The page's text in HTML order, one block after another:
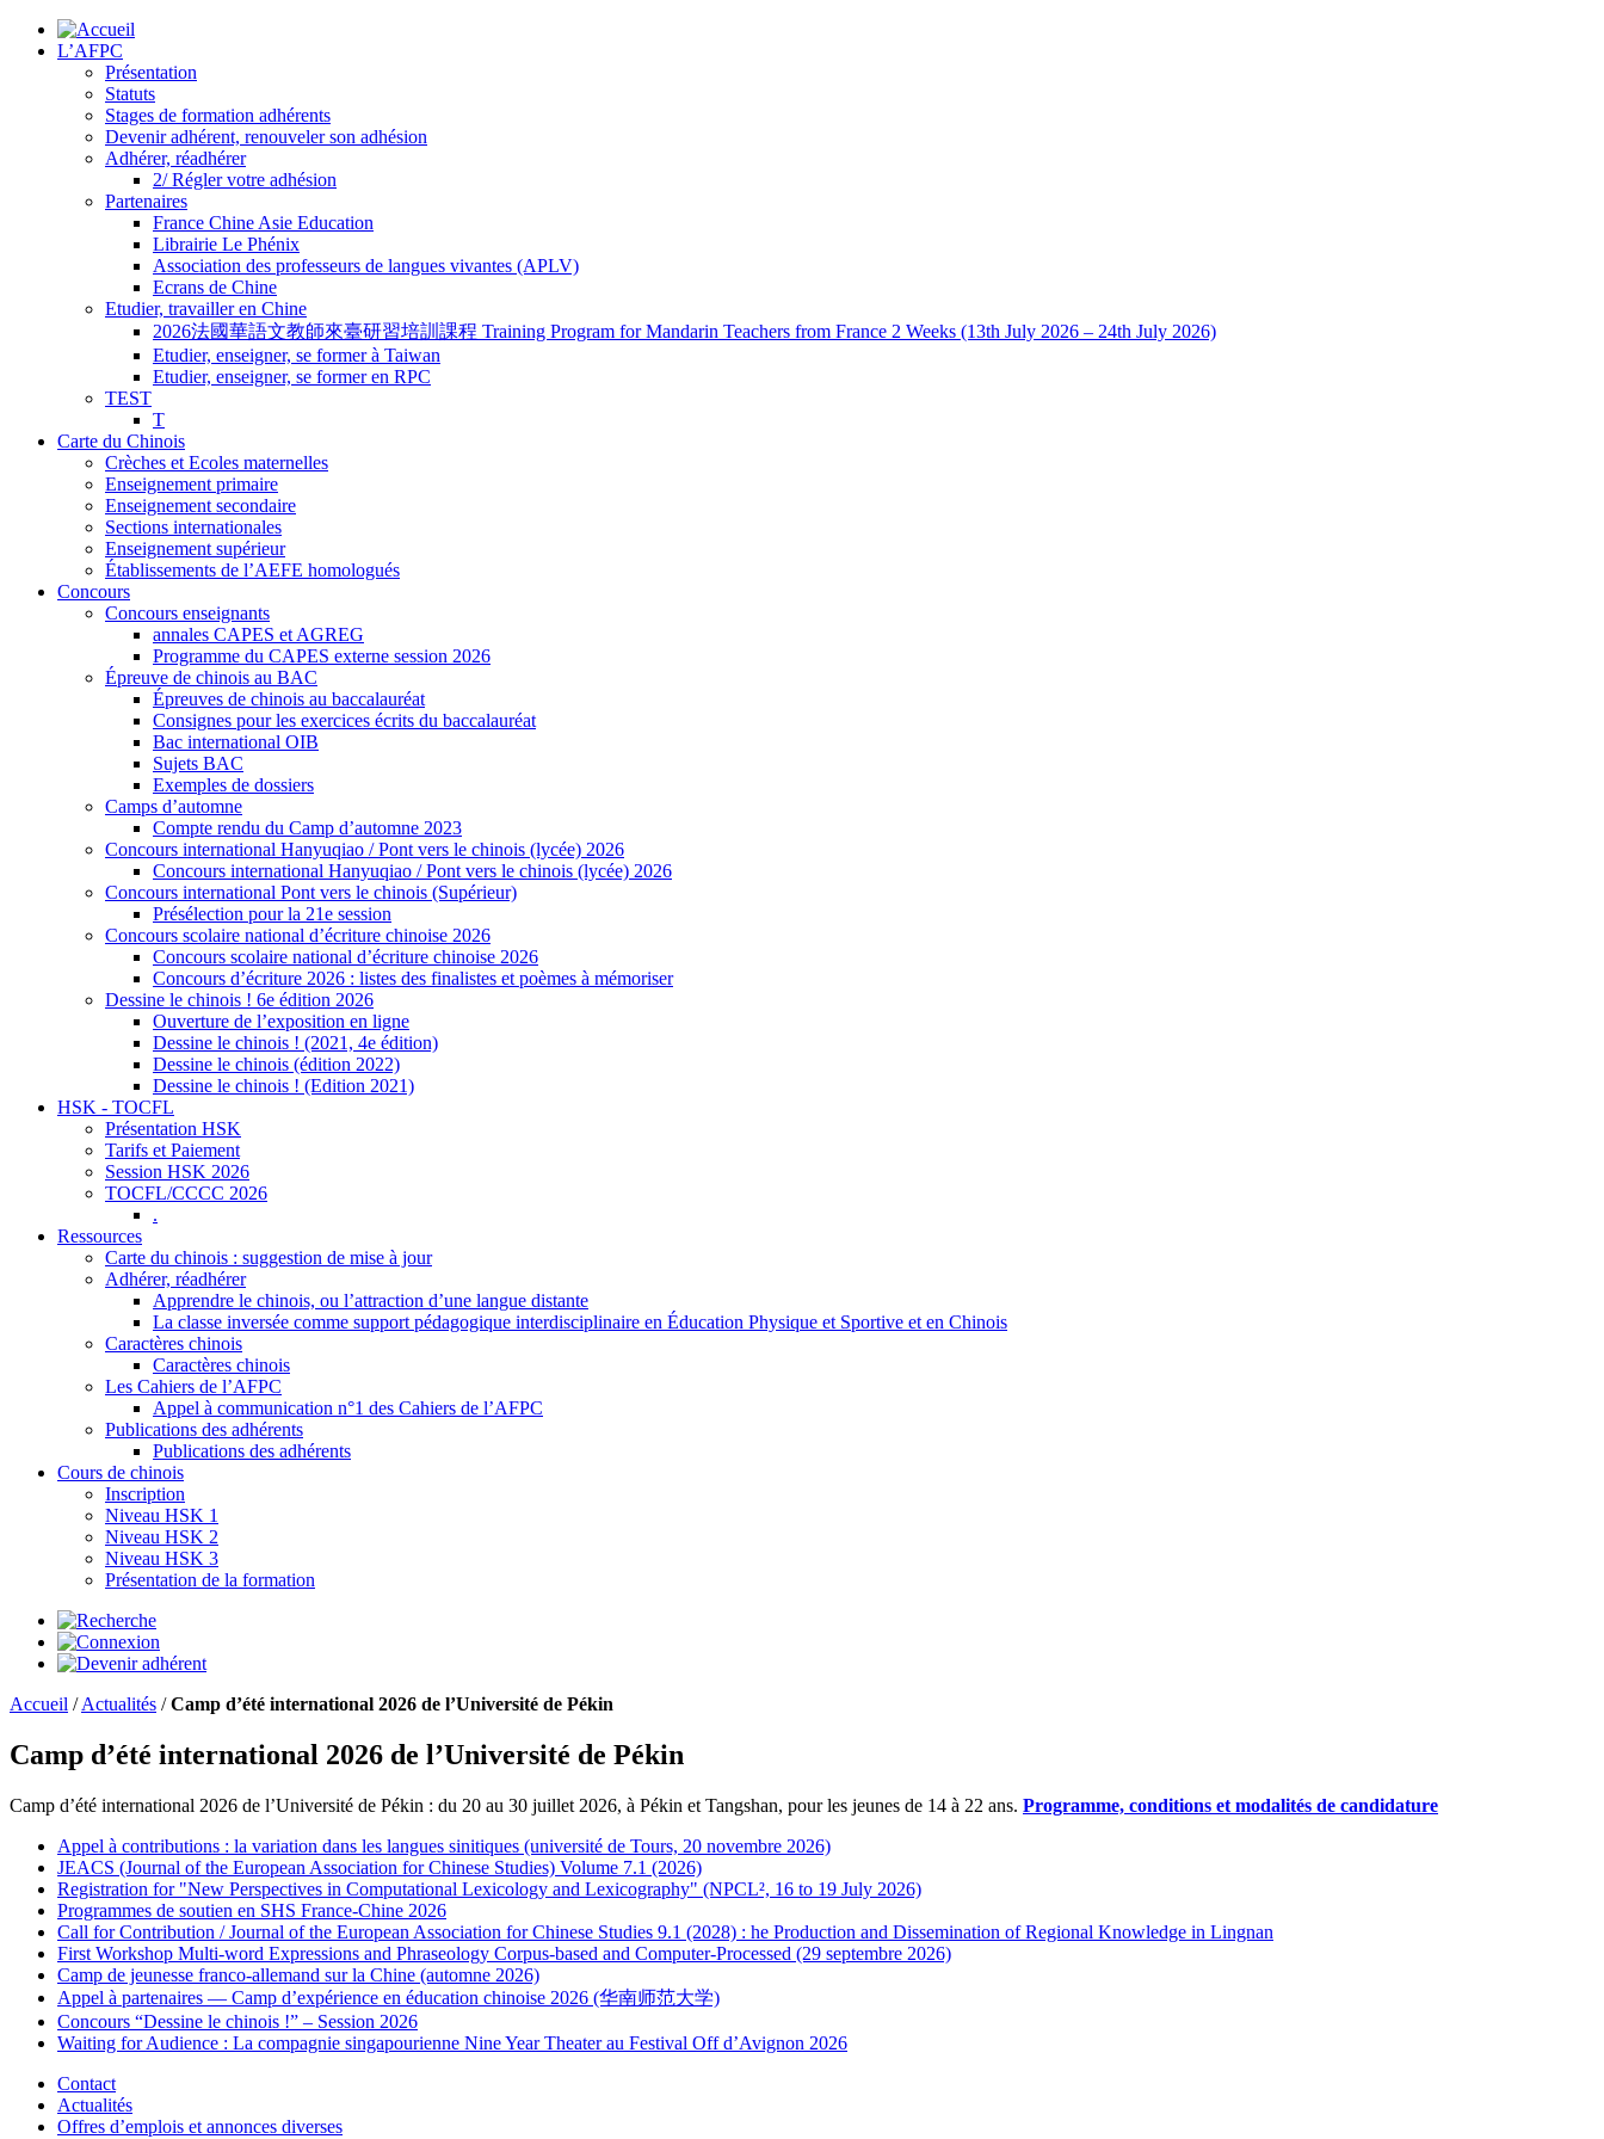
L’AFPC
Présentation
Statuts
Stages de formation adhérents
Devenir adhérent, renouveler son adhésion
Adhérer, réadhérer
2/ Régler votre adhésion
Partenaires
France Chine Asie Education
Librairie Le Phénix
Association des professeurs de langues vivantes (APLV)
Ecrans de Chine
Etudier, travailler en Chine
2026法國華語文教師來臺研習培訓課程 Training Program for Mandarin Teachers from France 2 Weeks (13th July 2026 – 24th July 2026)
Etudier, enseigner, se former à Taiwan
Etudier, enseigner, se former en RPC
TEST
T
Carte du Chinois
Crèches et Ecoles maternelles
Enseignement primaire
Enseignement secondaire
Sections internationales
Enseignement supérieur
Établissements de l’AEFE homologués
Concours
Concours enseignants
annales CAPES et AGREG
Programme du CAPES externe session 2026
Épreuve de chinois au BAC
Épreuves de chinois au baccalauréat
Consignes pour les exercices écrits du baccalauréat
Bac international OIB
Sujets BAC
Exemples de dossiers
Camps d’automne
Compte rendu du Camp d’automne 2023
Concours international Hanyuqiao / Pont vers le chinois (lycée) 2026
Concours international Hanyuqiao / Pont vers le chinois (lycée) 2026
Concours international Pont vers le chinois (Supérieur)
Présélection pour la 21e session
Concours scolaire national d’écriture chinoise 2026
Concours scolaire national d’écriture chinoise 2026
Concours d’écriture 2026 : listes des finalistes et poèmes à mémoriser
Dessine le chinois ! 6e édition 2026
Ouverture de l’exposition en ligne
Dessine le chinois ! (2021, 4e édition)
Dessine le chinois (édition 2022)
Dessine le chinois ! (Edition 2021)
HSK - TOCFL
Présentation HSK
Tarifs et Paiement
Session HSK 2026
TOCFL/CCCC 2026
.
Ressources
Carte du chinois : suggestion de mise à jour
Adhérer, réadhérer
Apprendre le chinois, ou l’attraction d’une langue distante
La classe inversée comme support pédagogique interdisciplinaire en Éducation Physique et Sportive et en Chinois
Caractères chinois
Caractères chinois
Les Cahiers de l’AFPC
Appel à communication n°1 des Cahiers de l’AFPC
Publications des adhérents
Publications des adhérents
Cours de chinois
Inscription
Niveau HSK 1
Niveau HSK 2
Niveau HSK 3
Présentation de la formation
Accueil /Actualités /Camp d’été international 2026 de l’Université de Pékin
Camp d’été international 2026 de l’Université de Pékin
Camp d’été international 2026 de l’Université de Pékin : du 20 au 30 juillet 2026, à Pékin et Tangshan, pour les jeunes de 14 à 22 ans. Programme, conditions et modalités de candidature
Appel à contributions : la variation dans les langues sinitiques (université de Tours, 20 novembre 2026)
JEACS (Journal of the European Association for Chinese Studies) Volume 7.1 (2026)
Registration for "New Perspectives in Computational Lexicology and Lexicography" (NPCL², 16 to 19 July 2026)
Programmes de soutien en SHS France-Chine 2026
Call for Contribution / Journal of the European Association for Chinese Studies 9.1 (2028) : he Production and Dissemination of Regional Knowledge in Lingnan
First Workshop Multi-word Expressions and Phraseology Corpus-based and Computer-Processed (29 septembre 2026)
Camp de jeunesse franco-allemand sur la Chine (automne 2026)
Appel à partenaires — Camp d’expérience en éducation chinoise 2026 (华南师范大学)
Concours “Dessine le chinois !” – Session 2026
Waiting for Audience : La compagnie singapourienne Nine Year Theater au Festival Off d’Avignon 2026
Contact
Actualités
Offres d’emplois et annonces diverses